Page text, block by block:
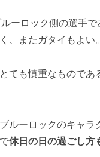
ーロック側の選手で
、またガタイもよい。
ても慎重なものであ
ルーロックのキャラ
で休日の日の過ごし方